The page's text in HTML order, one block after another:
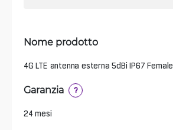
Nome prodotto
4G LTE antenna esterna 5dBi IP67 Female
Garanzia ?
24 mesi